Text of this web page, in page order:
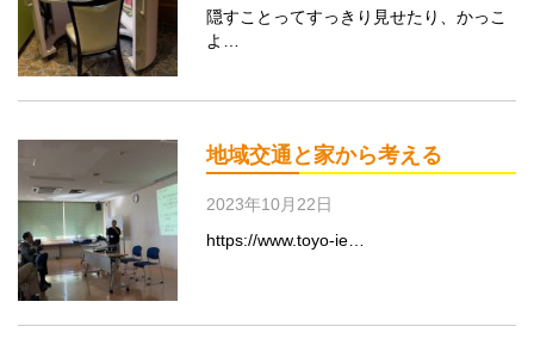
隠すことってすっきり見せたり、かっこ
よ…
地域交通と家から考える
2023年10月22日
https://www.toyo-ie…